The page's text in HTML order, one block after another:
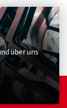
über uns